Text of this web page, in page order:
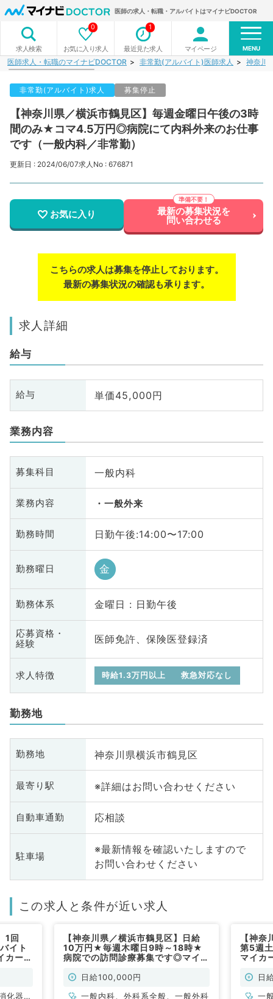
医師の求人・転職・アルバイトはマイナビDOCTOR
求人検索 お気に入り求人
0
最近見た求人
1
マイページ MENU
医師求人・転職のマイナビDOCTOR 非常勤(アルバイト)医師求人 神奈川
非常勤(アルバイト)求人 募集停止
【神奈川県／横浜市鶴見区】毎週金曜日午後の3時
間のみ★コマ4.5万円◎病院にて内科外来のお仕事
です（一般内科／非常勤）
更新日 : 2024/06/07求人No : 676871
お気に入り 最新の募集状況を
問い合わせる
こちらの求人は募集を停止しております。
最新の募集状況の確認も承ります。
求人詳細
給与
給与 単価45,000円
業務内容
募集科目 一般内科
業務内容 一般外来
勤務時間 日勤午後:14:00〜17:00
勤務曜日 金
勤務体系 金曜日 : 日勤午後
応募資格・
経験
医師免許、保険医登録済
求人特徴 時給1.3万円以上 救急対応なし
勤務地
勤務地 神奈川県横浜市鶴見区
最寄り駅 ※詳細はお問い合わせください
自動車通勤 応相談
駐車場
※最新情報を確認いたしますので
お問い合わせください
この求人と条件が近い求人
1回
イト
カー通
化器内
【神奈川県／横浜市鶴見区】日給
10万円★毎週木曜日9時～18時★
病院での訪問診療募集です◎マイカ
非常勤）
日給100,000円
一般内科、外科系全般、一般外科
【神
第5週
マイカ
勤） 日
一